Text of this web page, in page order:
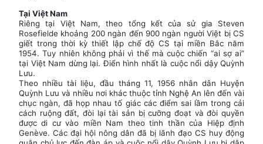
Tại Việt Nam
Riêng tại Việt Nam, theo tổng kết của sử gia Steven
Rosefielde khoảng 200 ngàn đến 900 ngàn người Việt bị CS
giết trong thời kỳ thiết lập chế độ CS tại miền Bắc năm
1954. Tuy nhiên không phải vì thế mà cuộc chiến “ai sợ ai”
tại Việt Nam dừng lại. Điển hình nhất là cuộc nổi dậy Quỳnh
Lưu.
Theo nhiều tài liệu, đầu tháng 11, 1956 nhân dân Huyện
Quỳnh Lưu và nhiều nơi khác thuộc tỉnh Nghệ An lên đến vài
chục ngàn, đã họp nhau tố giác các điểm sai lầm trong cải
cách ruộng đất, đòi lại tài sản bị cưỡng đoạt và đòi quyền
được di cư vào miền Nam theo tinh thần của Hiệp định
Genève. Các đại hội nông dân đã bị lãnh đạo CS huy động